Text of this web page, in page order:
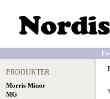
PRODUKTER
Morris Minor
MG